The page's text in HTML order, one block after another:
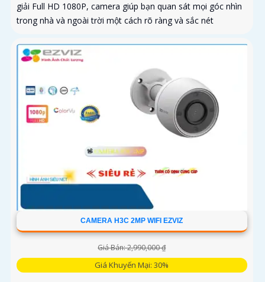
giải Full HD 1080P, camera giúp bạn quan sát mọi góc nhìn
trong nhà và ngoài trời một cách rõ ràng và sắc nét
CAMERA H3C 2MP WIFI EZVIZ
Giá Bán: 2,990,000 ₫
Giá Khuyến Mại: 30%